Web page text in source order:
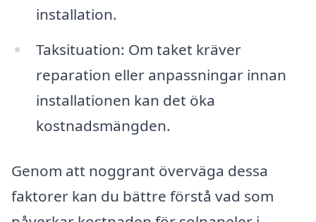
installation.
Taksituation: Om taket kräver
reparation eller anpassningar innan
installationen kan det öka
kostnadsmängden.
Genom att noggrant överväga dessa
faktorer kan du bättre förstå vad som